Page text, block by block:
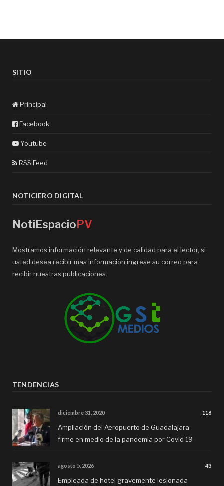
SITIO
Principal
Facebook
Youtube
RSS Feed
NOTICIERO DIGITAL
NotiEspacioPV
Mostramos información relevante y de calidad para el lector, si
usted desea recibir mas información ingrese su correo para
recibir nuestras publicaciones.
TENDENCIAS
diciembre 31, 2020 118
Ampliación del Aeropuerto de Guadalajara
firme en medio de la pandemia por Covid 19
agosto 5, 2026 43
Empleada de hotel gravemente lesionada